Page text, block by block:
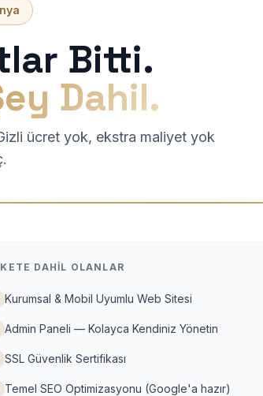
Bitti.
Dahil.
ücret yok, ekstra maliyet yok
DAHIL OLANLAR
Kurumsal & Mobil Uyumlu Web Sitesi
Admin Paneli — Kolayca Kendiniz Yönetin
SSL Güvenlik Sertifikası
Temel SEO Optimizasyonu (Google'a hazır)